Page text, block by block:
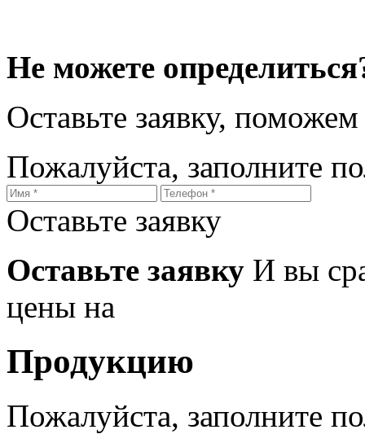
Не можете
Оставьте заявку,
Пожалуйста, заполните
Оставьте заявку
Оставьте заявку И вы
цены на
Продукцию
Пожалуйста, заполните